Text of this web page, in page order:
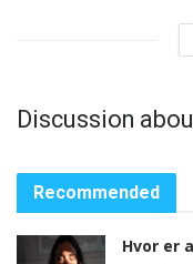
Discussion
Recommended
Hvor er